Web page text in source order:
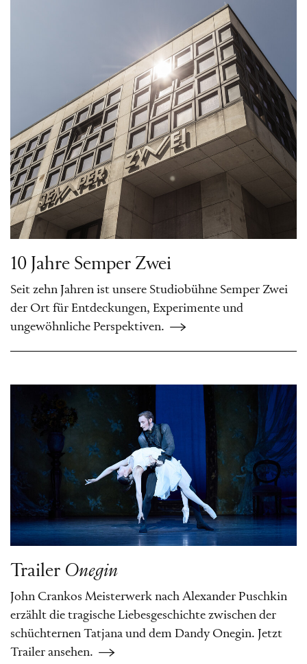
10 Jahre Semper Zwei
Seit zehn Jahren ist unsere Studiobühne Semper Zwei
der Ort für Entdeckungen, Experimente und
ungewöhnliche Perspektiven.
Trailer Onegin
John Crankos Meisterwerk nach Alexander Puschkin
erzählt die tragische Liebesgeschichte zwischen der
schüchternen Tatjana und dem Dandy Onegin. Jetzt
Trailer ansehen.